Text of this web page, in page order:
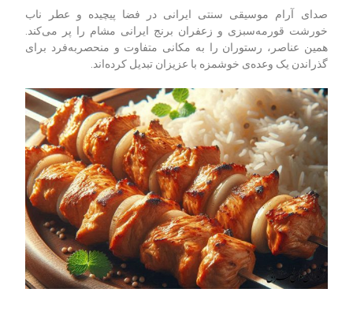
صدای آرام موسیقی سنتی ایرانی در فضا پیچیده و عطر ناب
خورشت قورمه‌سبزی و زعفران برنج ایرانی مشام را پر می‌کند.
همین عناصر، رستوران را به مکانی متفاوت و منحصربه‌فرد برای
گذراندن یک وعده‌ی خوشمزه با عزیزان تبدیل کرده‌اند.